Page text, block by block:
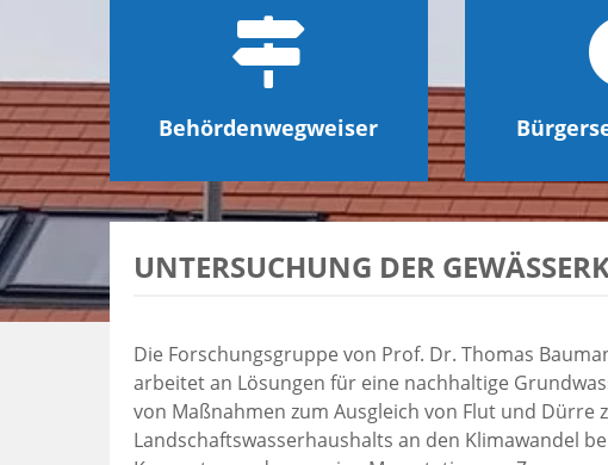
Behördenwegweiser
UNTERSUCHUNG DER
Die Forschungsgruppe von Prof. Dr. Thomas
arbeitet an Lösungen für eine nachhaltige
von Maßnahmen zum Ausgleich von Flut und Dürre
Landschaftswasserhaushalts an den Klimawandel